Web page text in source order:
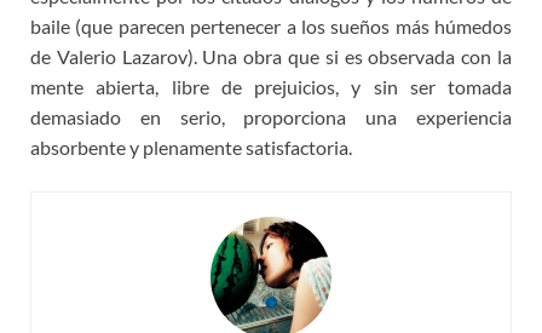
baile (que parecen pertenecer a los sueños más húmedos
de Valerio Lazarov). Una obra que si es observada con la
mente abierta, libre de prejuicios, y sin ser tomada
demasiado en serio, proporciona una experiencia
absorbente y plenamente satisfactoria.